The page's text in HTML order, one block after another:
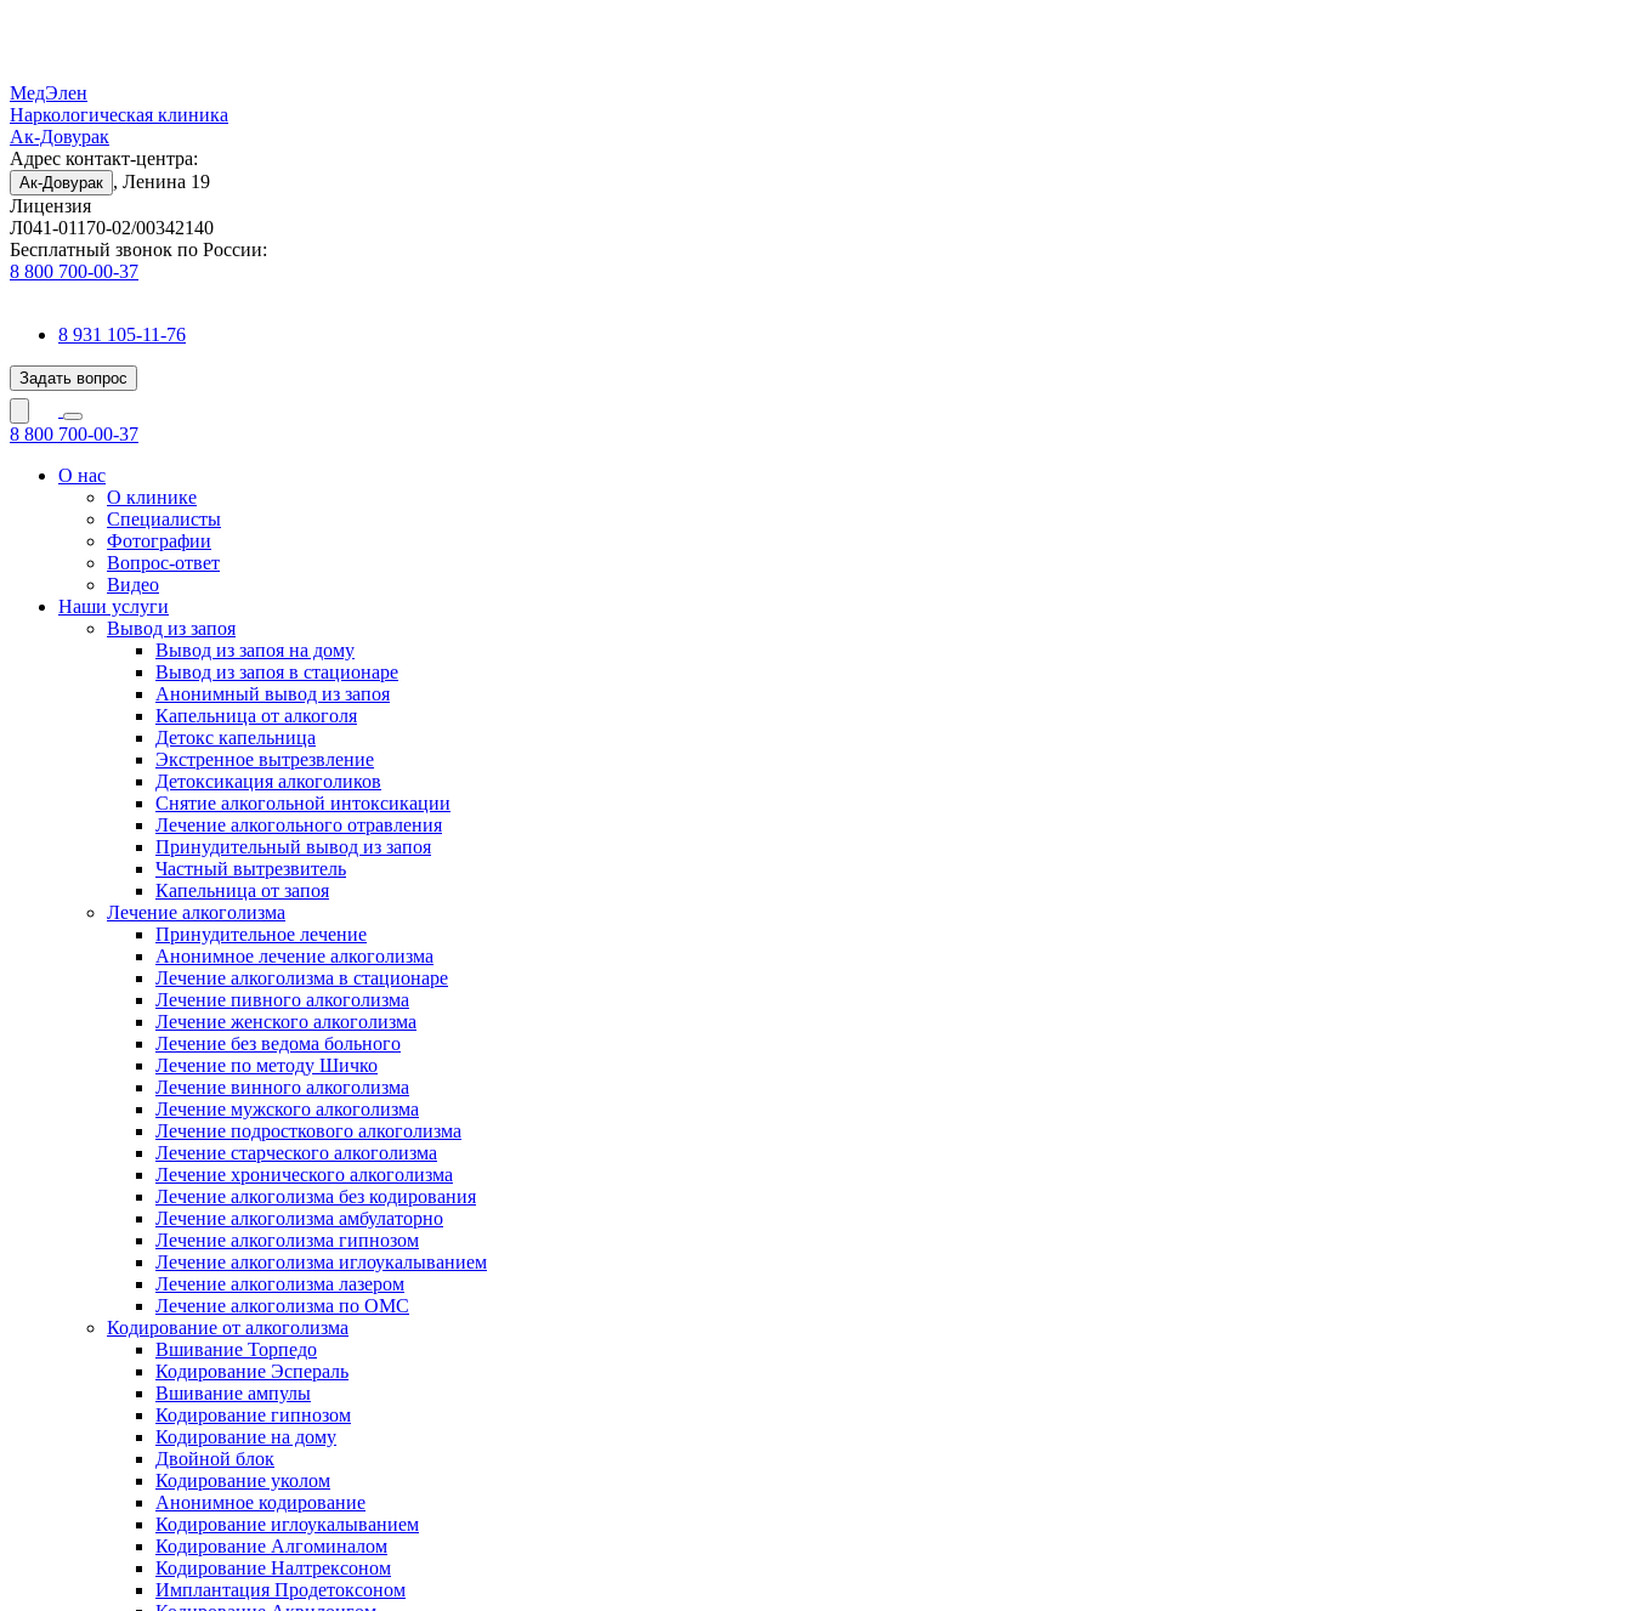
МедЭлен
Наркологическая клиника
Ак-Довурак
Адрес контакт-центра:
Ак-Довурак , Ленина 19
Лицензия
Л041-01170-02/00342140
Бесплатный звонок по России:
8 800 700-00-37
8 931 105-11-76
Задать вопрос
8 800 700-00-37
О нас
О клинике
Специалисты
Фотографии
Вопрос-ответ
Видео
Наши услуги
Вывод из запоя
Вывод из запоя на дому
Вывод из запоя в стационаре
Анонимный вывод из запоя
Капельница от алкоголя
Детокс капельница
Экстренное вытрезвление
Детоксикация алкоголиков
Снятие алкогольной интоксикации
Лечение алкогольного отравления
Принудительный вывод из запоя
Частный вытрезвитель
Капельница от запоя
Лечение алкоголизма
Принудительное лечение
Анонимное лечение алкоголизма
Лечение алкоголизма в стационаре
Лечение пивного алкоголизма
Лечение женского алкоголизма
Лечение без ведома больного
Лечение по методу Шичко
Лечение винного алкоголизма
Лечение мужского алкоголизма
Лечение подросткового алкоголизма
Лечение старческого алкоголизма
Лечение хронического алкоголизма
Лечение алкоголизма без кодирования
Лечение алкоголизма амбулаторно
Лечение алкоголизма гипнозом
Лечение алкоголизма иглоукалыванием
Лечение алкоголизма лазером
Лечение алкоголизма по ОМС
Кодирование от алкоголизма
Вшивание Торпедо
Кодирование Эспераль
Вшивание ампулы
Кодирование гипнозом
Кодирование на дому
Двойной блок
Кодирование уколом
Анонимное кодирование
Кодирование иглоукалыванием
Кодирование Алгоминалом
Кодирование Налтрексоном
Имплантация Продетоксоном